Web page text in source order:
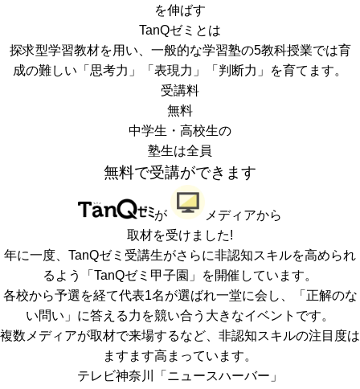
を伸ばす
TanQゼミとは
探求型学習教材を用い、一般的な学習塾の5教科授業では育
成の難しい「思考力」「表現力」「判断力」を育てます。
受講料
無料
中学生・高校生の
塾生は全員
無料で受講ができます
が
メディアから
取材を受けました!
年に一度、TanQゼミ受講生がさらに非認知スキルを高められ
るよう「TanQゼミ甲子園」を開催しています。
各校から予選を経て代表1名が選ばれ一堂に会し、「正解のな
い問い」に答える力を競い合う大きなイベントです。
複数メディアが取材で来場するなど、非認知スキルの注目度は
ますます高まっています。
テレビ神奈川「ニュースハーバー」